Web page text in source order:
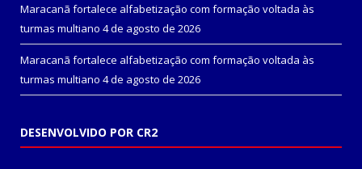
Maracanã fortalece alfabetização com formação voltada às
turmas multiano 4 de agosto de 2026
Maracanã fortalece alfabetização com formação voltada às
turmas multiano 4 de agosto de 2026
DESENVOLVIDO POR CR2